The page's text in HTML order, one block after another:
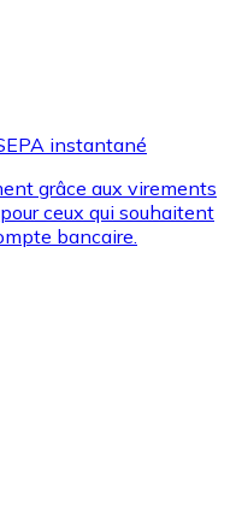
instantané
grâce aux virements
ceux qui souhaitent
bancaire.